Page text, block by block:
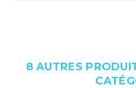
8 AUTRES